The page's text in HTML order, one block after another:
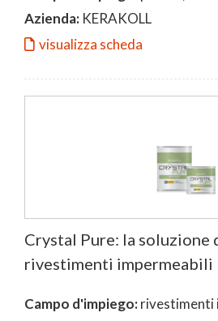
Azienda: KERAKOLL
visualizza scheda
Crystal Pure: la soluzione
rivestimenti impermeabili
Campo d'impiego:rivestimenti